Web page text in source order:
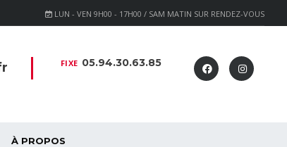
LUN - VEN 9H00 - 17H00 / SAM MATIN SUR RENDEZ-VOUS
FIXE 05.94.30.63.85
À PROPOS